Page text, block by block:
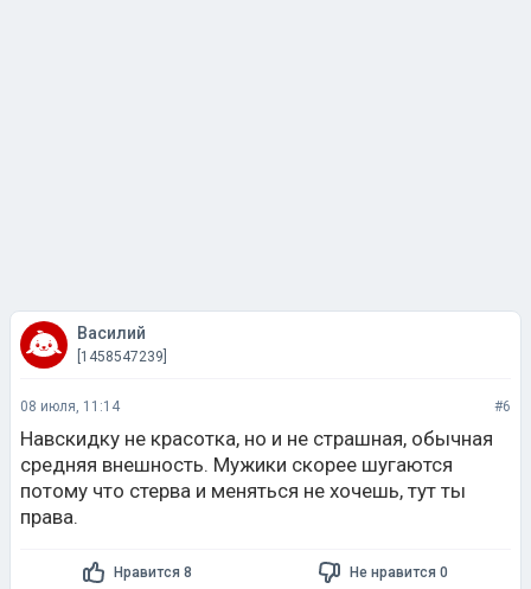
Василий
[1458547239]
08 июля, 11:14 #6
Навскидку не красотка, но и не страшная, обычная
средняя внешность. Мужики скорее шугаются
потому что стерва и меняться не хочешь, тут ты
права.
Нравится 8 Не нравится 0